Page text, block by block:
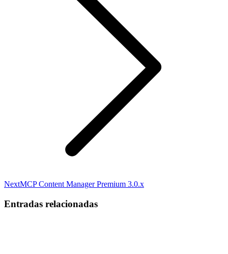
NextNext
MCP Content Manager Premium 3.0.x
Entradas relacionadas